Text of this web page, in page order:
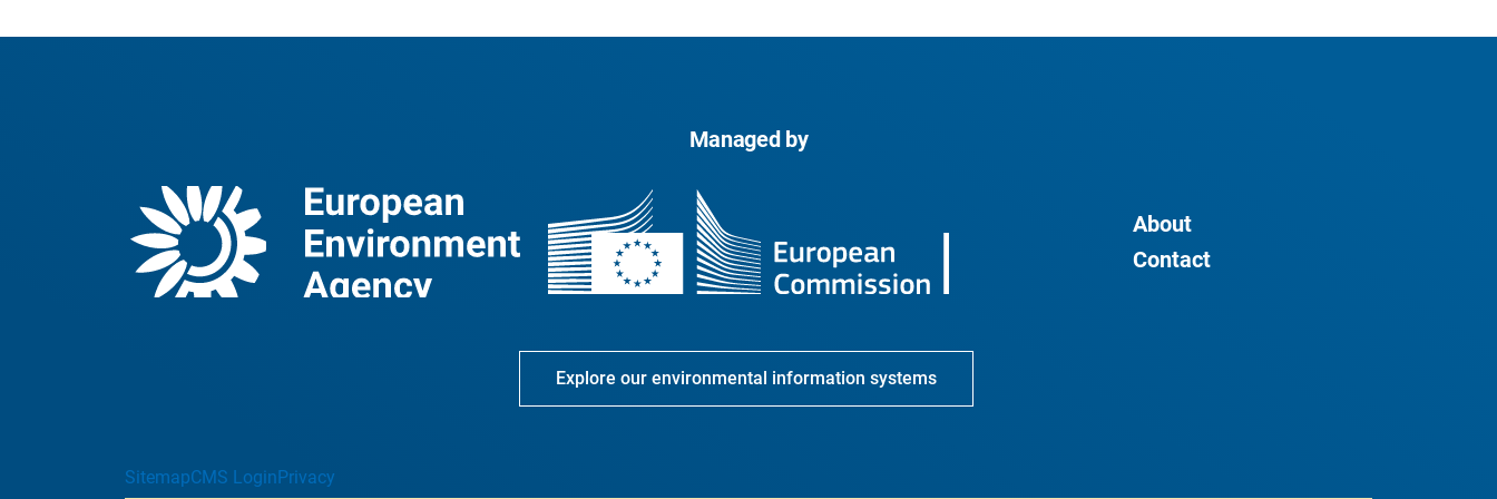
Managed by
About
Contact
Explore our environmental information systems
SitemapCMS LoginPrivacy